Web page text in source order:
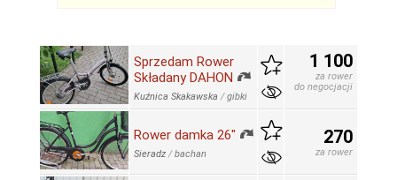
Sprzedam Rower
Składany DAHON
Kuźnica Skakawska /gibki
1 100
za rower
do negocjacji
Rower damka 26"
Sieradz /bachan
270
za rower